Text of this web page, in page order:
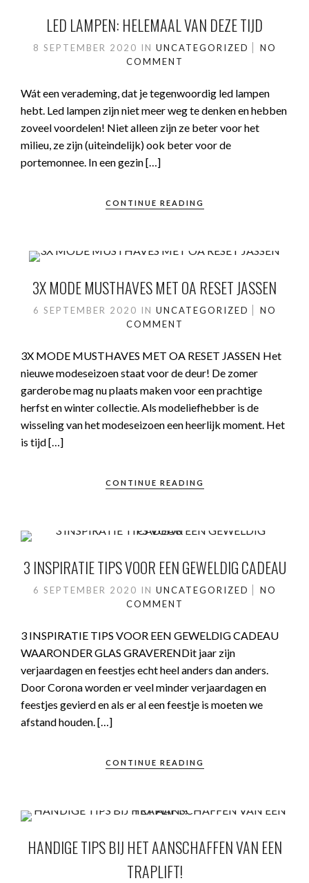
LED LAMPEN: HELEMAAL VAN DEZE TIJD
8 SEPTEMBER 2020 IN UNCATEGORIZED
NO
COMMENT
Wát een verademing, dat je tegenwoordig led lampen
hebt. Led lampen zijn niet meer weg te denken en hebben
zoveel voordelen! Niet alleen zijn ze beter voor het
milieu, ze zijn (uiteindelijk) ook beter voor de
portemonnee. In een gezin […]
CONTINUE READING
3X MODE MUSTHAVES MET OA RESET JASSEN
6 SEPTEMBER 2020 IN UNCATEGORIZED
NO
COMMENT
3X MODE MUSTHAVES MET OA RESET JASSEN Het
nieuwe modeseizoen staat voor de deur! De zomer
garderobe mag nu plaats maken voor een prachtige
herfst en winter collectie. Als modeliefhebber is de
wisseling van het modeseizoen een heerlijk moment. Het
is tijd […]
CONTINUE READING
3 INSPIRATIE TIPS VOOR EEN GEWELDIG CADEAU
6 SEPTEMBER 2020 IN UNCATEGORIZED
NO
COMMENT
3 INSPIRATIE TIPS VOOR EEN GEWELDIG CADEAU
WAARONDER GLAS GRAVERENDit jaar zijn
verjaardagen en feestjes echt heel anders dan anders.
Door Corona worden er veel minder verjaardagen en
feestjes gevierd en als er al een feestje is moeten we
afstand houden. […]
CONTINUE READING
HANDIGE TIPS BIJ HET AANSCHAFFEN VAN EEN
TRAPLIFT!